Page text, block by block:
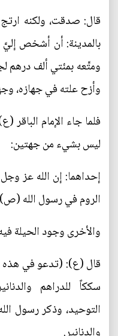
قال: صدقت، ولكنه
بالمدينة: أن أشخص
ومتِّعه بمئتي ألف درهم
وأزح علته في جهازه،
فلما جاء الإمام الباقر
ليس بشيء من جهتين:
إحداهما: إن الله عز
الروم في رسول الله
والأخرى وجود الحيلة
قال (ع): (تدعو في هذه
سككاً للدراهم
التوحيد، وذكر رسول